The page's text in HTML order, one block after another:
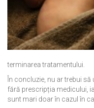
terminarea tratamentului.
În concluzie, nu ar trebui
fără prescripția medicului,
sunt mari doar în cazul în